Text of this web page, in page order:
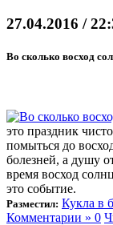
27.04.2016 /
Во сколько восход
это праздник
помыться до
болезней, а душу
время восход
это событие.
Разместил: Кукла в
Комментарии » 0